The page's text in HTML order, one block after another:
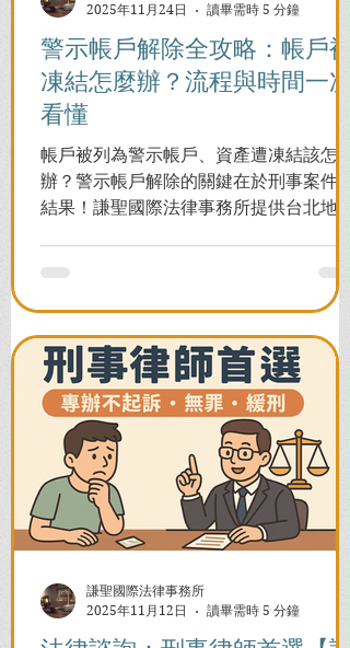
警示帳戶解除全攻略：帳戶被
凍結怎麼辦？流程與時間一次
看懂
帳戶被列為警示帳戶、資產遭凍結該怎麼
辦？警示帳戶解除的關鍵在於刑事案件的
結果！謙聖國際法律事務所提供台北地檢
解除警示與衍生管制帳戶，恢復正常生
活。
2025年11月24日
讀畢需時 5 分鐘
謙聖國際法律事務所
2025年11月12日
讀畢需時 5 分鐘